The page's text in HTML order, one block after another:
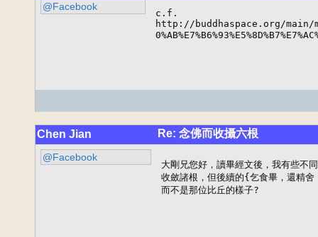
@Facebook
c.f.
http://buddhaspace.org/main/
Chen Jian Re: 念佛而收攝六根
@Facebook
大剛兄您好，讀畢經文後，我有些不
收斂諸根，但後續的{乞食畢，還精
而不是那位比丘的樣子?